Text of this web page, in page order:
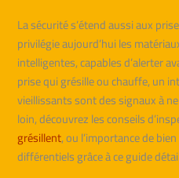
La sécurité s’étend aussi aux
privilégie aujourd’hui les
intelligentes, capables d’alerter
prise qui grésille ou chauffe, un
vieillissants sont des signaux à
loin, découvrez les conseils
grésillent, ou l’importance de
différentiels grâce à ce guide